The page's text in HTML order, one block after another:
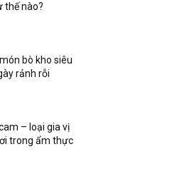
thế nào?
bò kho siêu
rảnh rỗi
– loại gia vị
trong ẩm thực